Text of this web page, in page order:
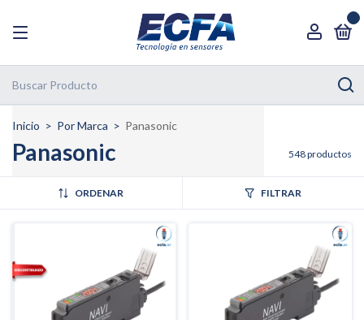
Inicio > Por Marca > Panasonic
Panasonic 548 productos
ORDENAR FILTRAR